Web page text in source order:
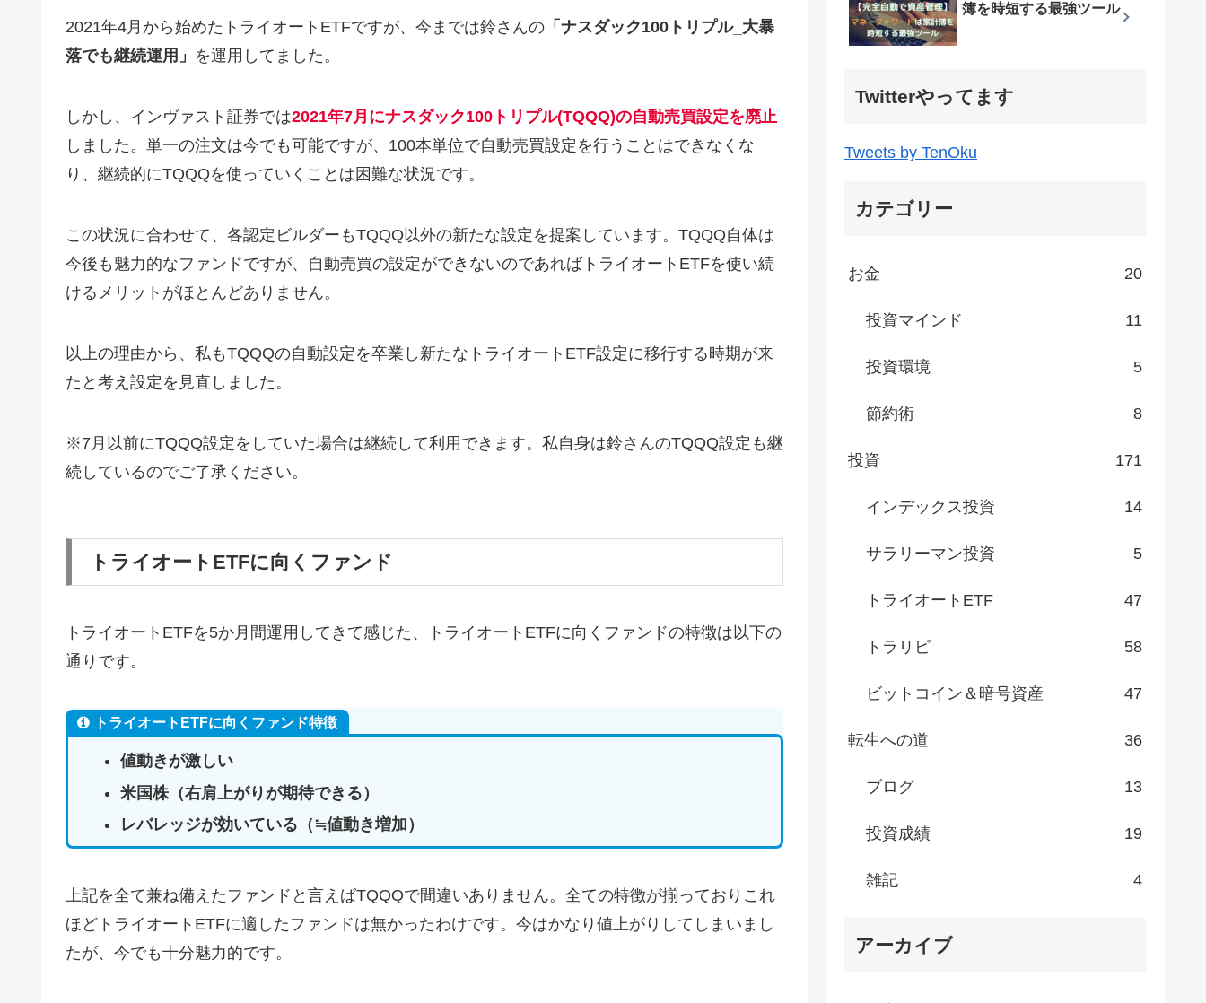
2021年4月から始めたトライオートETFですが、今までは鈴さんの 「ナスダック100トリプル_大暴
落でも継続運用」 を運用してました。
しかし、インヴァスト証券では2021年7月にナスダック100トリプル(TQQQ)の自動売買設定を廃止
しました。単一の注文は今でも可能ですが、100本単位で自動売買設定を行うことはできなくな
り、継続的にTQQQを使っていくことは困難な状況です。
この状況に合わせて、各認定ビルダーもTQQQ以外の新たな設定を提案しています。TQQQ自体は
今後も魅力的なファンドですが、自動売買の設定ができないのであればトライオートETFを使い続
けるメリットがほとんどありません。
以上の理由から、私もTQQQの自動設定を卒業し新たなトライオートETF設定に移行する時期が来
たと考え設定を見直しました。
※7月以前にTQQQ設定をしていた場合は継続して利用できます。私自身は鈴さんのTQQQ設定も継
続しているのでご了承ください。
トライオートETFに向くファンド
トライオートETFを5か月間運用してきて感じた、トライオートETFに向くファンドの特徴は以下の
通りです。
トライオートETFに向くファンド特徴
値動きが激しい
米国株（右肩上がりが期待できる）
レバレッジが効いている（≒値動き増加）
上記を全て兼ね備えたファンドと言えばTQQQで間違いありません。全ての特徴が揃っておりこれ
ほどトライオートETFに適したファンドは無かったわけです。今はかなり値上がりしてしまいまし
たが、今でも十分魅力的です。
簿を時短する最強ツール
Twitterやってます
Tweets by TenOku
カテゴリー
お金 20
投資マインド 11
投資環境 5
節約術 8
投資 171
インデックス投資 14
サラリーマン投資 5
トライオートETF 47
トラリピ 58
ビットコイン＆暗号資産 47
転生への道 36
ブログ 13
投資成績 19
雑記 4
アーカイブ